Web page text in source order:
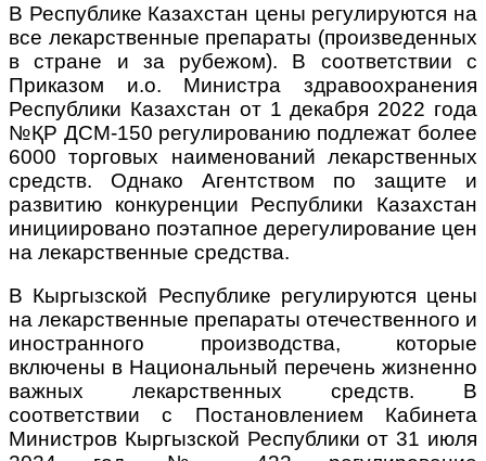
В Республике Казахстан цены регулируются на
все лекарственные препараты (произведенных
в стране и за рубежом). В соответствии с
Приказом и.о. Министра здравоохранения
Республики Казахстан от 1 декабря 2022 года
№ҚР ДСМ-150 регулированию подлежат более
6000 торговых наименований лекарственных
средств. Однако Агентством по защите и
развитию конкуренции Республики Казахстан
инициировано поэтапное дерегулирование цен
на лекарственные средства.
В Кыргызской Республике регулируются цены
на лекарственные препараты отечественного и
иностранного производства, которые
включены в Национальный перечень жизненно
важных лекарственных средств. В
соответствии с Постановлением Кабинета
Министров Кыргызской Республики от 31 июля